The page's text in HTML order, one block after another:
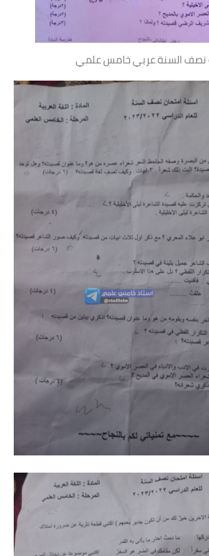
نصف السنة عربي خامس علمي